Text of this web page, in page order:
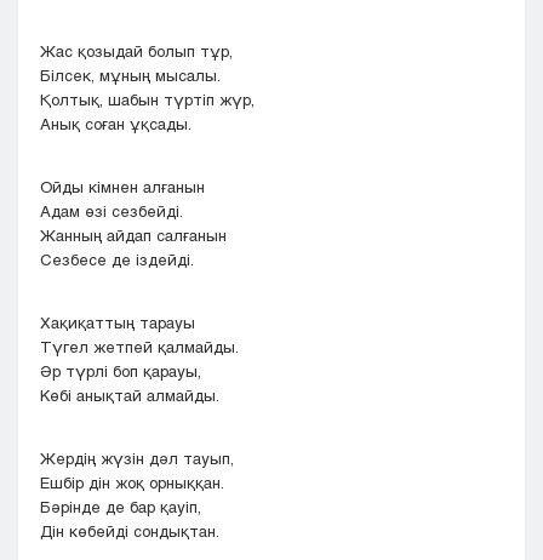
Жас қозыдай болып тұр,
Білсек, мұның мысалы.
Қолтық, шабын түртіп жүр,
Анық соған ұқсады.
Ойды кімнен алғанын
Адам өзі сезбейді.
Жанның айдап салғанын
Сезбесе де іздейді.
Хақиқаттың тарауы
Түгел жетпей қалмайды.
Әр түрлі боп қарауы,
Көбі анықтай алмайды.
Жердің жүзін дәл тауып,
Ешбір дін жоқ орныққан.
Бәрінде де бар қауіп,
Дін көбейді сондықтан.